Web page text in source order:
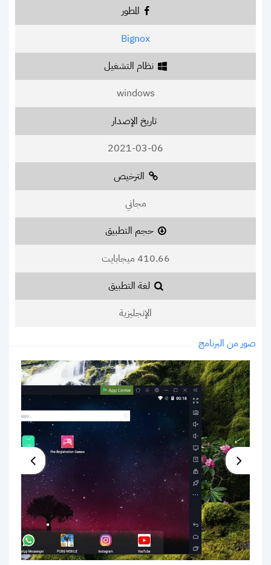
المطور
Bignox
نظام التشغيل
windows
تاريخ الإصدار
2021-03-06
الترخيص
مجاني
حجم التطبيق
410.66 ميجابايت
لغة التطبيق
الإنجليزية
صور من البرنامج